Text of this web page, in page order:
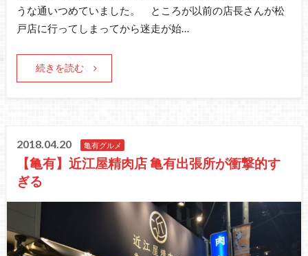
うな通いつめていました。 ところが以前の店長さんが松
戸店に行ってしまってから迷走が始…
続きを読む
2018.04.20 亀有グルメ
【亀有】近江屋精肉店 亀有出張所が衝撃的す
ぎる